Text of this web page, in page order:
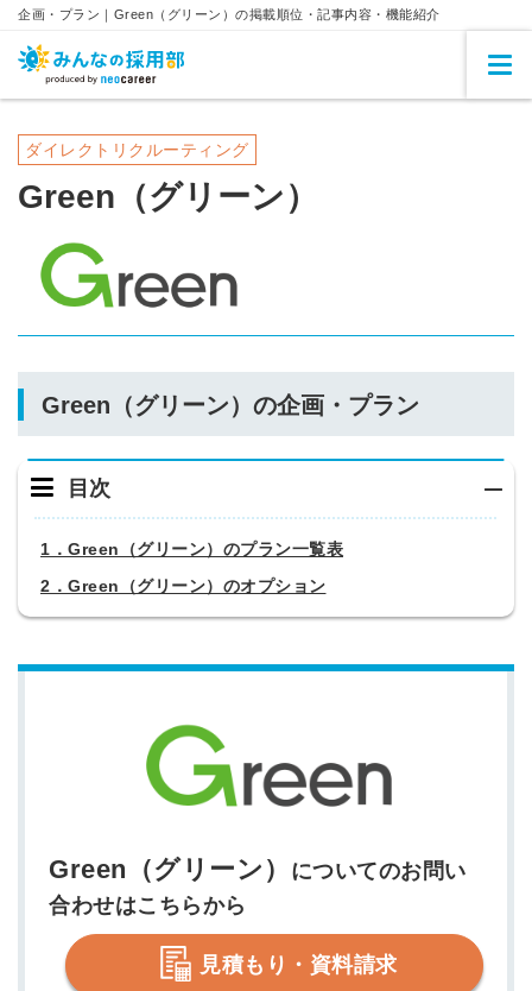
企画・プラン｜Green（グリーン）の掲載順位・記事内容・機能紹介
ダイレクトリクルーティング
Green（グリーン）
Green（グリーン）の企画・プラン
目次
1．Green（グリーン）のプラン一覧表
2．Green（グリーン）のオプション
Green（グリーン）
についてのお問い
合わせはこちらから
見積もり・資料請求